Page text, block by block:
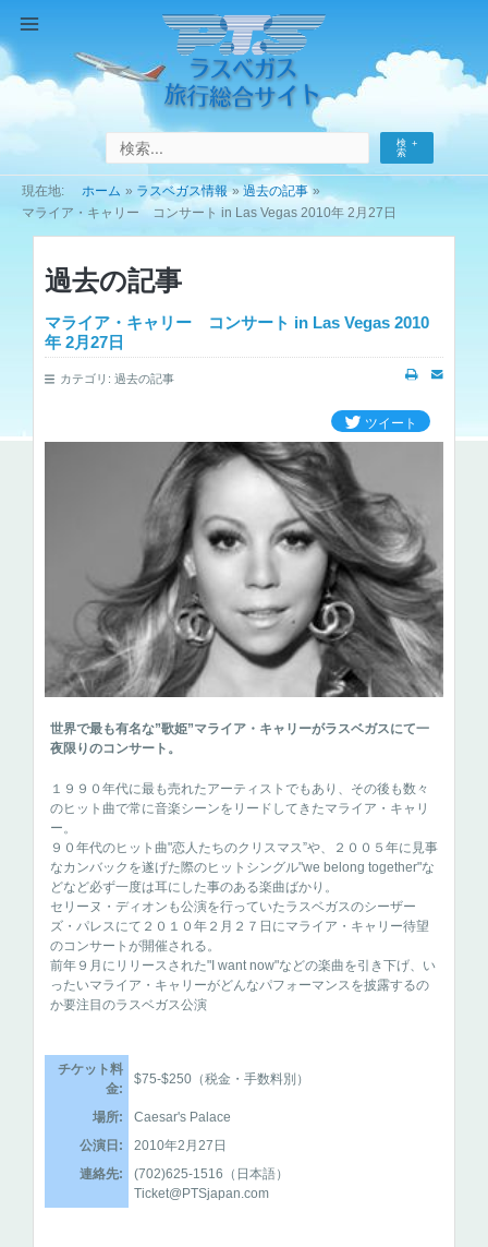
テ
ン
キ
Menu
検
索
ホーム ラスベガス情報
過去の記事
マライア・キャリー コンサート in Las Vegas 2010年 2月27日
過去の記事
マライア・キャリー コンサート in Las Vegas 2010
年 2月27日
カテゴリ: 過去の記事
世界で最も有名な”歌姫”マライア・キャリーがラスベガスにて一
夜限りのコンサート。
１９９０年代に最も売れたアーティストでもあり、その後も数々
のヒット曲で常に音楽シーンをリードしてきたマライア・キャリ
ー。
９０年代のヒット曲"恋人たちのクリスマス”や、２００５年に見事
なカンバックを遂げた際のヒットシングル"we belong together"な
どなど必ず一度は耳にした事のある楽曲ばかり。
セリーヌ・ディオンも公演を行っていたラスベガスのシーザー
ズ・パレスにて２０１０年２月２７日にマライア・キャリー待望
のコンサートが開催される。
前年９月にリリースされた"I want now"などの楽曲を引き下げ、い
ったいマライア・キャリーがどんなパフォーマンスを披露するの
か要注目のラスベガス公演
チケット料
金:
$75-$250（税金・手数料別）
場所:
Caesar's Palace
公演日:
2010年2月27日
連絡先:
(702)625-1516（日本語）
Ticket@PTSjapan.com
ツイート